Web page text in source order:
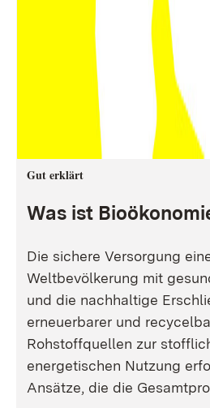
Gut erklärt
Was ist
Die sichere Versorgung
Weltbevölkerung mit
und die nachhaltige
erneuerbarer und
Rohstoffquellen zur
energetischen Nutzung
Ansätze, die die